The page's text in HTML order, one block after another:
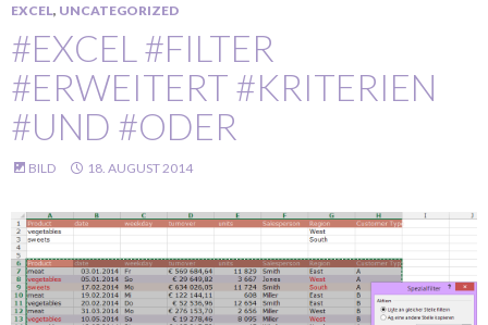
EXCEL, UNCATEGORIZED
#EXCEL #FILTER
#ERWEITERT #KRITERIEN
#UND #ODER
BILD 18. AUGUST 2014